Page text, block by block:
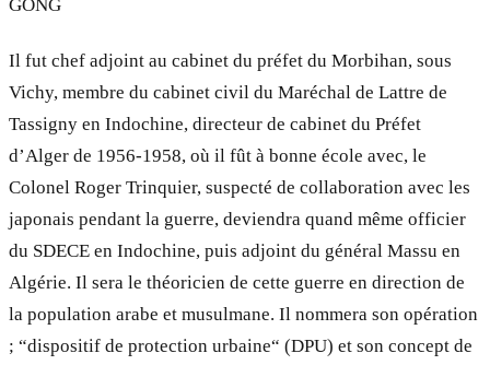
GONG
Il fut chef adjoint au cabinet du préfet du Morbihan, sous
Vichy, membre du cabinet civil du Maréchal de Lattre de
Tassigny en Indochine, directeur de cabinet du Préfet
d’Alger de 1956-1958, où il fût à bonne école avec, le
Colonel Roger Trinquier, suspecté de collaboration avec les
japonais pendant la guerre, deviendra quand même officier
du SDECE en Indochine, puis adjoint du général Massu en
Algérie. Il sera le théoricien de cette guerre en direction de
la population arabe et musulmane. Il nommera son opération
; “dispositif de protection urbaine“ (DPU) et son concept de